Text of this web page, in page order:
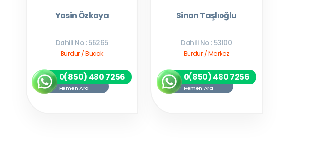
Yasin Özkaya
Dahili No : 56265
Burdur / Bucak
0(850) 480 7256
Hemen Ara
Sinan Taşlıoğlu
Dahili No : 53100
Burdur / Merkez
0(850) 480 7256
Hemen Ara